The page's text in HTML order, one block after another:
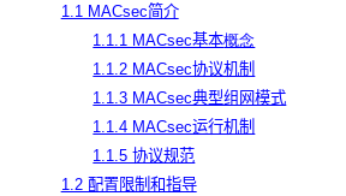
1.1 MACsec简介
1.1.1 MACsec基本概念
1.1.2 MACsec协议机制
1.1.3 MACsec典型组网模式
1.1.4 MACsec运行机制
1.1.5 协议规范
1.2 配置限制和指导